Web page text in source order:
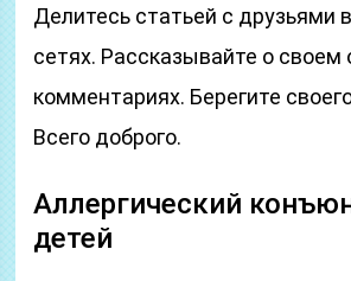
Делитесь статьей с друзьями
сетях. Рассказывайте о своем
комментариях. Берегите
Всего доброго.
Аллергический
детей